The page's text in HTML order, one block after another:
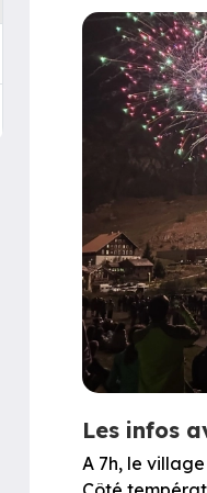
Les infos
A 7h, le